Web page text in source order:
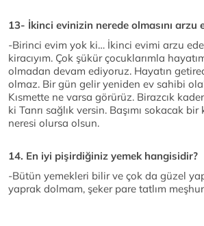
13- İkinci evinizin nerede olmasını arzu
-Birinci evim yok ki… İkinci evimi arzu
kiracıyım. Çok şükür çocuklarımla
olmadan devam ediyoruz. Hayatın
olmaz. Bir gün gelir yeniden ev sahibi
Kısmette ne varsa görürüz. Birazcık
ki Tanrı sağlık versin. Başımı sokacak
neresi olursa olsun.
14. En iyi pişirdiğiniz yemek hangisidir?
-Bütün yemekleri bilir ve çok da güzel
yaprak dolmam, şeker pare tatlım